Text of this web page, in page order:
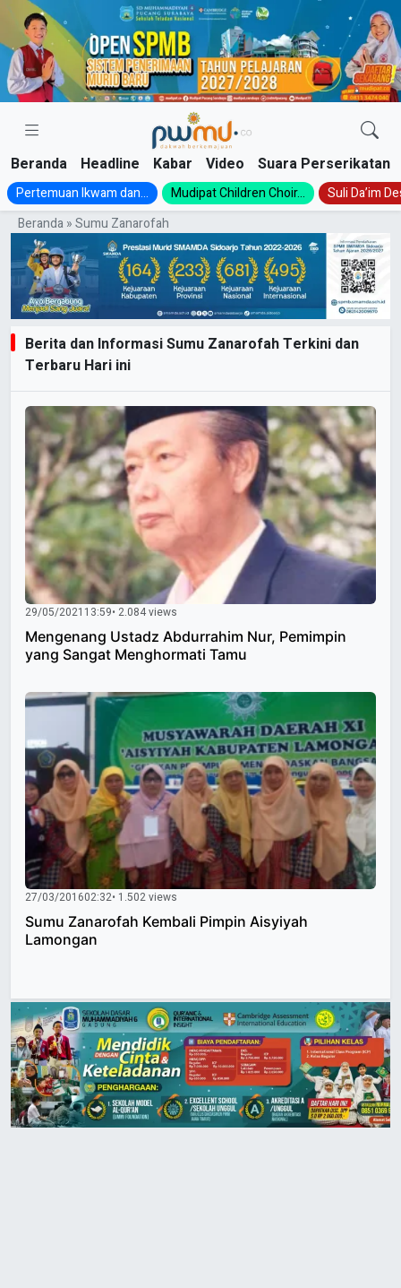
Skip
content
Beranda Headline Kabar Video Suara Perserikatan
Pertemuan Ikwam dan... Mudipat Children Choir...
Suli Da’im
Beranda»Sumu Zanarofah
Berita dan Informasi Sumu Zanarofah Terkini dan
Terbaru Hari ini
29/05/2021 13:59• 2.084 views
Mengenang Ustadz Abdurrahim Nur, Pemimpin
yang Sangat Menghormati Tamu
27/03/201602:32• 1.502 views
Sumu Zanarofah Kembali Pimpin Aisyiyah
Lamongan